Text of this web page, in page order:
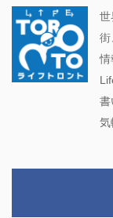
世
街
情
書
気